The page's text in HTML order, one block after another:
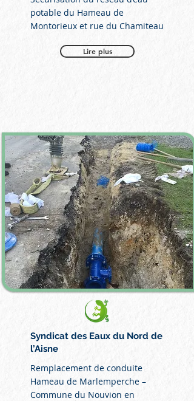
potable du Hameau de
Montorieux et rue du Chamiteau
Lire plus
Syndicat des Eaux du Nord de
l’Aisne
Remplacement de conduite
Hameau de Marlemperche –
Commune du Nouvion en